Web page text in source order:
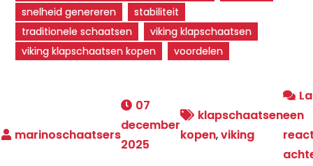
snelheid genereren
stabiliteit
traditionele schaatsen
viking klapschaatsen
viking klapschaatsen kopen
voordelen
07
december
2025
klapschaatsen
kopen,viking
een